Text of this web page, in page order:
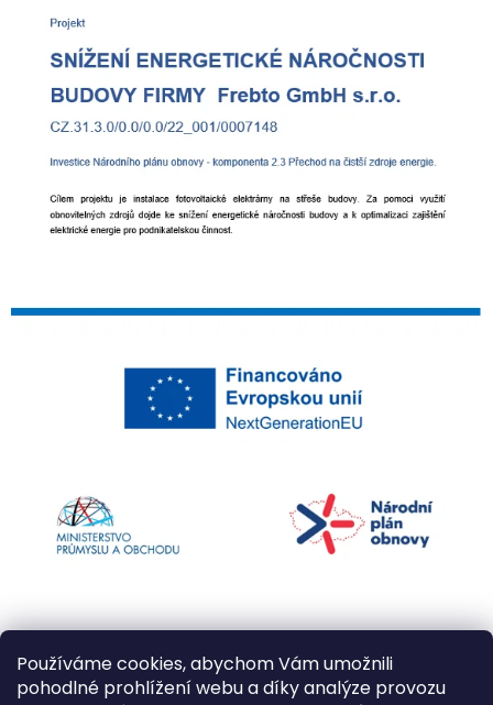
Používáme cookies, abychom Vám umožnili
pohodlné prohlížení webu a díky analýze provozu